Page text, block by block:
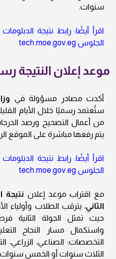
سنوات.
الجلوس tech.moe.gov.eg
موعد إعلان النتيجة
أكدت مصادر مسؤولة في
ستُعتمد رسميًا خلال الأيام
من أعمال التصحيح ورصد
يتم رفعها مباشرة على الموقع
الجلوس tech.moe.gov.eg
مع اقتراب موعد إعلان
الثاني، يترقب الطلاب وأولياء
حيث تمثل الجولة الثانية
واستكمال مسار النجاح
التخصصات: الصناعي، الزراعي،
الثلاث سنوات أو الخمس